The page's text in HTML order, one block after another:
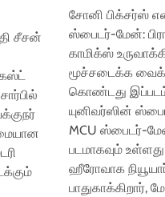
சீசன்
சோனி பிக்சர்ஸ்
ஸ்பைடர்-மேன்:
காமிக்ஸ்
மூச்சடைக்க
கொண்டது இப்படம்.
யுனிவர்ஸின்
MCU ஸ்பைடர்-
படமாகவும்
ஹீரோவாக
பாதுகாக்கிறார்,